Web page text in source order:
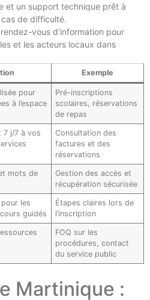
et un support technique prêt à
de difficulté.
vous d’information pour
et les acteurs locaux dans
Exemple
pour
à l’espace
Pré-inscriptions
scolaires, réservations
de repas
7 j/7 à vos
Consultation des
factures et des
réservations
mots de
Gestion des accès et
récupération sécurisée
les
guidés
Étapes claires lors de
l’inscription
FOQ sur les
procédures, contact
du service public
Martinique :